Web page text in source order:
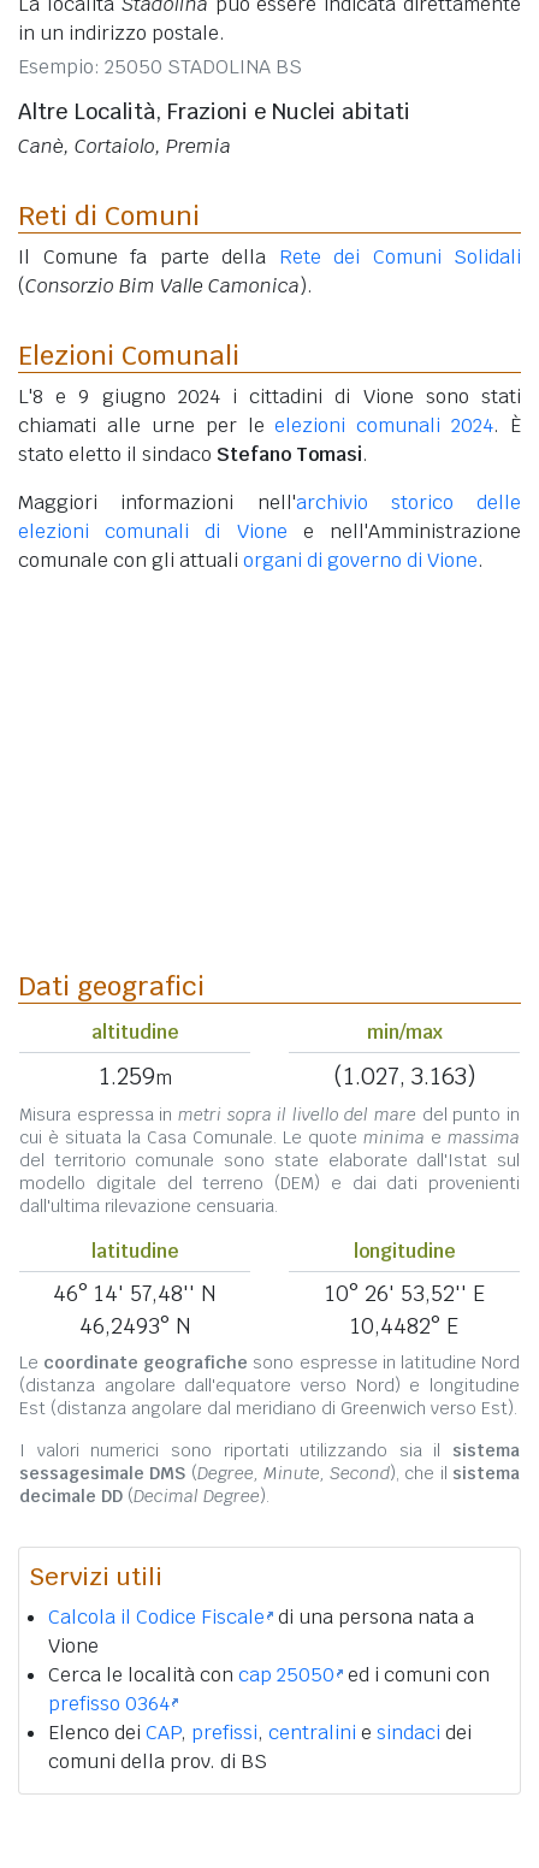
in un indirizzo postale.
Esempio: 25050 STADOLINA BS
Altre Località, Frazioni e Nuclei abitati
Canè, Cortaiolo, Premia
Reti di Comuni
Il Comune fa parte della Rete dei Comuni Solidali
(Consorzio Bim Valle Camonica).
Elezioni Comunali
L'8 e 9 giugno 2024 i cittadini di Vione sono stati
chiamati alle urne per leelezioni comunali 2024. È
stato eletto il sindaco Stefano Tomasi.
Maggiori informazioni nell'archivio storico delle
elezioni comunali di Vione e nell'Amministrazione
comunale con gli attuali organi di governo di Vione.
Dati geografici
altitudine
1.259m
min/max
(1.027, 3.163)
Misura espressa in metri sopra il livello del mare del punto in
cui è situata la Casa Comunale. Le quote minima e massima
del territorio comunale sono state elaborate dall'Istat sul
modello digitale del terreno (DEM) e dai dati provenienti
dall'ultima rilevazione censuaria.
latitudine
46° 14' 57,48'' N
46,2493° N
longitudine
10° 26' 53,52'' E
10,4482° E
Le coordinate geografiche sono espresse in latitudine Nord
(distanza angolare dall'equatore verso Nord) e longitudine
Est (distanza angolare dal meridiano di Greenwich verso Est).
I valori numerici sono riportati utilizzando sia il sistema
sessagesimale DMS (Degree, Minute, Second), che il sistema
decimale DD (Decimal Degree).
Servizi utili
Calcola il Codice Fiscale di una persona nata a
Vione
Cerca le località con cap 25050 ed i comuni con
prefisso 0364
Elenco dei CAP, prefissi, centralini e sindaci dei
comuni della prov. di BS